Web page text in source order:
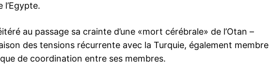
l’Egypte.
au passage sa crainte d’une «mort cérébrale» de l’Otan –
des tensions récurrente avec la Turquie, également membre
de coordination entre ses membres.